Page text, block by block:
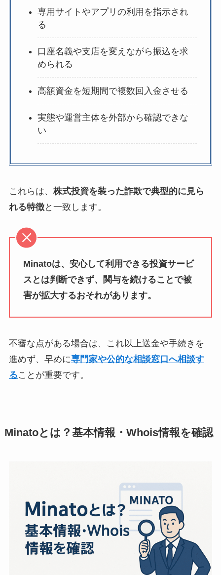
専用サイトやアプリの利用を指示され
る
口座名義や支店を変えながら振込を求
められる
高額資金を短期間で複数回入金させる
実態や運営主体を外部から確認できな
い
これらは、 株式投資を装った詐欺で典型的に見ら
れる特徴と一致します。
Minatoは、安心して利用できる投資サービ
スとは判断できず、関与を続けることで被
害が拡大するおそれがあります。
不審な点がある場合は、これ以上送金や手続きを
進めず、早めに専門家や公的な相談窓口へ相談す
ることが重要です。
Minatoとは？基本情報・Whois情報を確認